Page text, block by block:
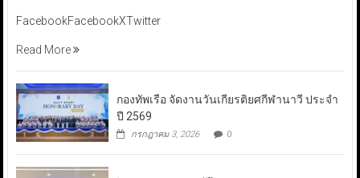
FacebookFacebookXTwitter
Read More
กองทัพเรือ จัดงานวันเกียรติยศกีฬานาวี ประจำ
ปี 2569
กรกฎาคม 3, 2026 0